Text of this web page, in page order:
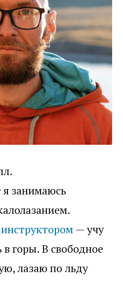
занимаюсь
— учу
в горы. В свободное
лазаю по льду